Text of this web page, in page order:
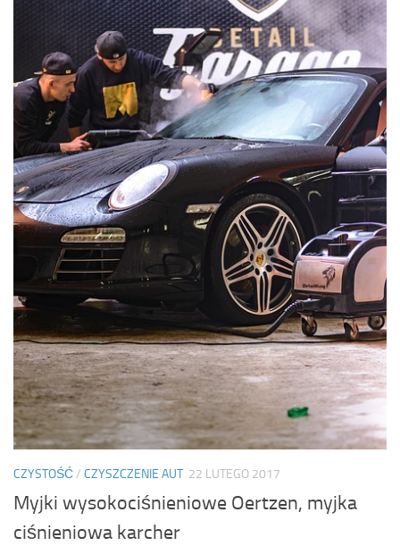
CZYSTOŚĆ/ CZYSZCZENIE AUT 22 LUTEGO 2017
Myjki wysokociśnieniowe Oertzen, myjka
ciśnieniowa karcher